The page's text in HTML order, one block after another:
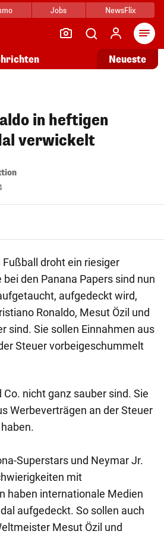
Jobs NewsFlix
Neueste
in heftigen
verwickelt
droht ein riesiger
den Panana Papers sind nun
aufgedeckt wird,
Ronaldo, Mesut Özil und
sind. Sie sollen Einnahmen aus
Steuer vorbeigeschummelt
Co. nicht ganz sauber sind. Sie
Werbeverträgen an der Steuer
Superstars und Neymar Jr.
mit
haben internationale Medien
aufgedeckt. So sollen auch
Mesut Özil und